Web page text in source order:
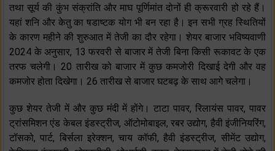
तथा सूर्य की कुंभ संक्रांति और माघ पूर्णिमांत दोनों ही क्रूरवारी हो रहे हैं।
यहां शनि और केतु का षडाष्टक योग भी बन रहा है। इन सभी ग्रह स्थितियों
के कारण महीने की शुरुआत में तेजी का दौर रहेगा। शेयर बाजार भविष्यवाणी
2024 के अनुसार, 13 फरवरी से बाजार में तेजी बिना किसी रूकावट के एक
तरफ चलेगी। 20 तारीख को बाजार में कुछ कमजोरी दिखाई देगी और वह
कमजोर होता दिखेगा। 26 तारीख से बाजार घटबढ़ के साथ आगे चलेगा।
कुछ शेयर तेजी में और कुछ मंदी में होंगे। टाटा पावर, रिलायंस पावर, पावर
ट्रांसमिशन एंड केबल इंडस्ट्रीज, ऑटोमोबाइल, रबर उद्योग, हैवी इंजीनियरिंग,
टॉसको, पार्ट, बिर्सला इरेक्शन, चाय कॉफी, हैवी इंडस्ट्रीज, सीमेंट उद्योग,